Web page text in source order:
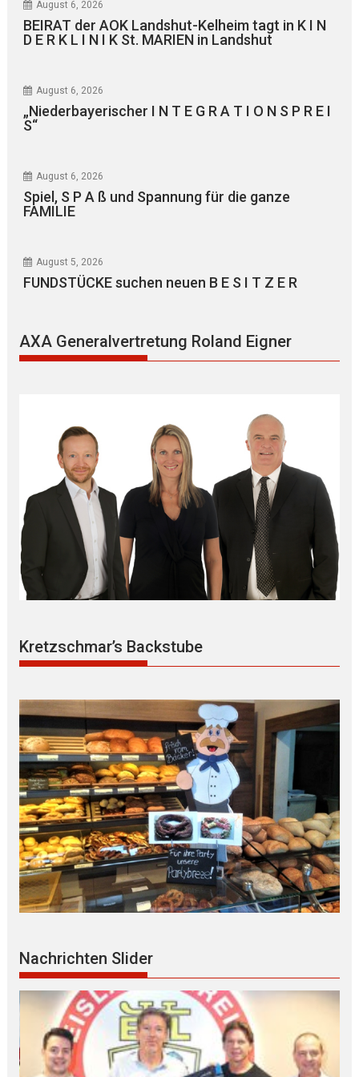
August 6, 2026
BEIRAT der AOK Landshut-Kelheim tagt in K I N
D E R K L I N I K St. MARIEN in Landshut
August 6, 2026
„Niederbayerischer I N T E G R A T I O N S P R E I
S“
August 6, 2026
Spiel, S P A ß und Spannung für die ganze
FAMILIE
August 5, 2026
FUNDSTÜCKE suchen neuen B E S I T Z E R
AXA Generalvertretung Roland Eigner
Kretzschmar’s Backstube
Nachrichten Slider